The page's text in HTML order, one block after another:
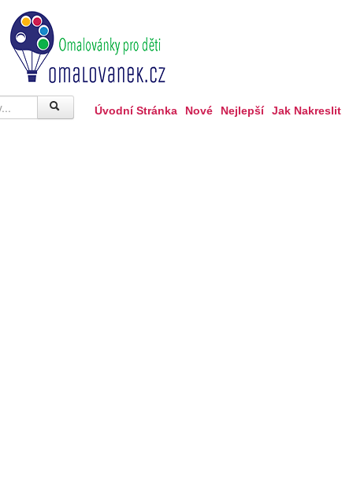
Úvodní Stránka Nové Nejlepší Jak Nakreslit